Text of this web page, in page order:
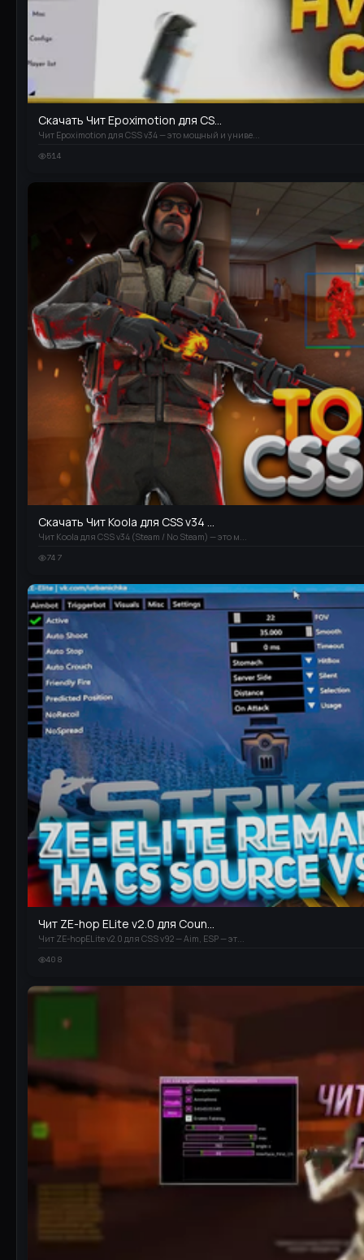
Скачать Чит Epoximotion для CS...
Чит Epoximotion для CSS v34 — это мощный и униве...
514
Скачать Чит Koola для CSS v34 ...
Чит Koola для CSS v34 (Steam / No Steam) — это м...
747
Чит ZE-hop ELite v2.0 для Coun...
Чит ZE-hopELite v2.0 для CSS v92 — Aim, ESP — эт...
408